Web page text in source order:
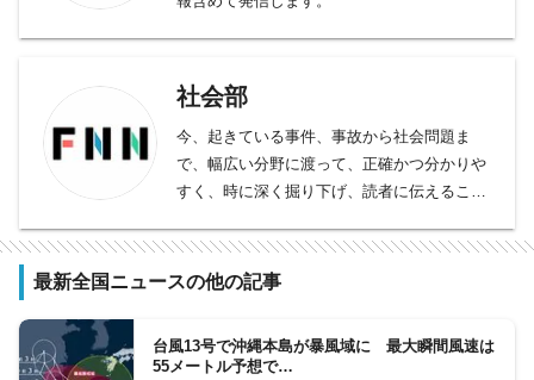
社会部
今、起きている事件、事故から社会問題ま
で、幅広い分野に渡って、正確かつ分かりや
すく、時に深く掘り下げ、読者に伝えること
事件、事故、裁判から、医療、年金、運輸･
交通･国土、教育、科学、宇宙、災害・防災
担当。社会問題、調査報道については、分野
最新全国ニュースの他の記事
台風13号で沖縄本島が暴風域に 最大瞬間風速は
55メートル予想で…